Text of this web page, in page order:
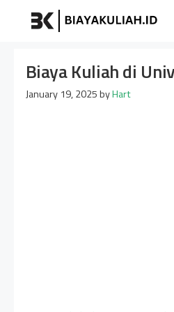
Biaya Kuliah di
January 19, 2025byHart